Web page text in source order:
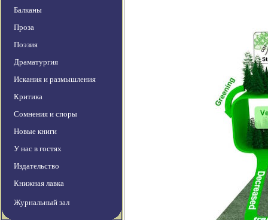
Балканы
Проза
Поэзия
Драматургия
Искания и размышления
Критика
Сомнения и споры
Новые книги
У нас в гостях
Издательство
Книжная лавка
Журнальный зал